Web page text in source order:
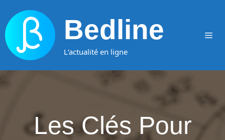
au
contenu
Bedline
L‘actualité en ligne
Les Clés Pour